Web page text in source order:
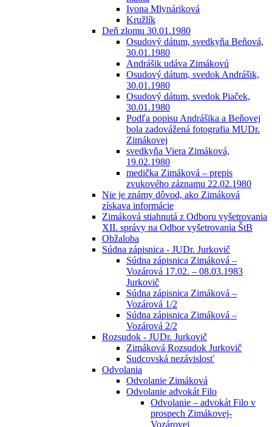
Ivona Mlynáriková
Kružlík
Deň zlomu 30.01.1980
Osudový dátum, svedkyňa Beňová,
30.01.1980
Andrášik udáva Zimákovú
Osudový dátum, svedok Andrášik,
30.01.1980
Osudový dátum, svedok Piaček,
30.01.1980
Podľa popisu Andrášika a Beňovej
bola zadovážená fotografia MUDr.
Zimákovej
svedkyňa Viera Zimáková,
19.02.1980
medička Zimáková – prepis
zvukového záznamu 22.02.1980
Nie je známy dôvod, ako Zimáková
získava informácie
Zimáková stiahnutá z Odboru vyšetrovania
XII. správy na Odbor vyšetrovania ŠtB
Obžaloba
Súdna zápisnica - JUDr. Jurkovič
Súdna zápisnica Zimáková –
Vozárová 17.02. – 08.03.1983
Jurkovič
Súdna zápisnica Zimáková –
Vozárová 1/2
Súdna zápisnica Zimáková –
Vozárová 2/2
Rozsudok - JUDr. Jurkovič
Zimáková Rozsudok Jurkovič
Sudcovská nezávislosť
Odvolania
Odvolanie Zimáková
Odvolanie advokát Filo
Odvolanie – advokát Filo v
prospech Zimákovej-
Vozárovej